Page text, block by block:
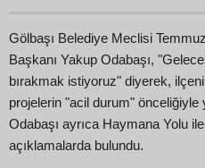
Gölbaşı Belediye Meclisi
Başkanı Yakup Odabaşı,
bırakmak istiyoruz" diyerek,
projelerin "acil durum" önceliğiyle
Odabaşı ayrıca Haymana Yolu
açıklamalarda bulundu.